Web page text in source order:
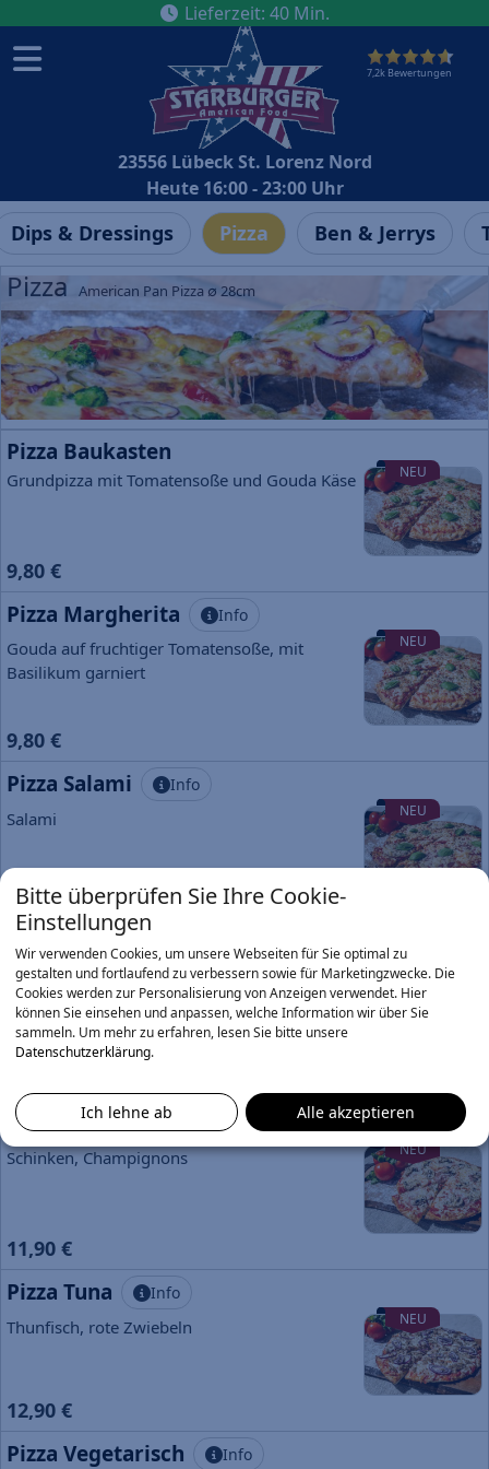
Lieferzeit: 40Min.
7,2k Bewertungen
23556 Lübeck St. Lorenz Nord
Heute 16:00 - 23:00 Uhr
Dips & Dressings Pizza Ben & Jerrys
Pizza American Pan Pizza ∅ 28cm
Alle Pizzen sind mit Tomatensoße und Gouda belegt
Pizza Baukasten
Grundpizza mit Tomatensoße und Gouda Käse NEU
9,80 €
Pizza Margherita Info
Gouda auf fruchtiger Tomatensoße, mit
Basilikum garniert
NEU
9,80 €
Pizza Salami Info
Salami NEU
10,90 €
Pizza Hawaii Info
Schinken, Ananas NEU
Pizza Prosciutto Funghi Info
Schinken, Champignons NEU
11,90 €
Pizza Tuna Info
Thunfisch, rote Zwiebeln NEU
12,90 €
Pizza Vegetarisch Info
Bitte überprüfen Sie Ihre Cookie-
Einstellungen
Wir verwenden Cookies, um unsere Webseiten für Sie optimal zu
gestalten und fortlaufend zu verbessern sowie für Marketingzwecke. Die
Cookies werden zur Personalisierung von Anzeigen verwendet. Hier
können Sie einsehen und anpassen, welche Information wir über Sie
sammeln. Um mehr zu erfahren, lesen Sie bitte unsere
Datenschutzerklärung.
Ich lehne ab Alle akzeptieren